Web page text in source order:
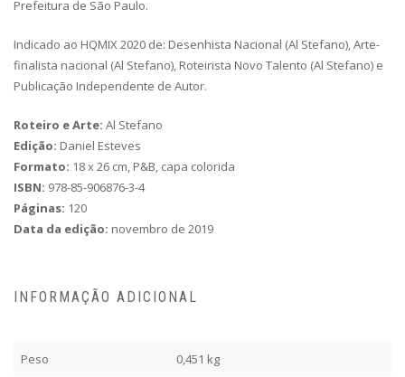
Prefeitura de São Paulo.
Indicado ao HQMIX 2020 de: Desenhista Nacional (Al Stefano), Arte-
finalista nacional (Al Stefano), Roteirista Novo Talento (Al Stefano) e
Publicação Independente de Autor.
Roteiro e Arte: Al Stefano
Edição: Daniel Esteves
Formato: 18 x 26 cm, P&B, capa colorida
ISBN: 978-85-906876-3-4
Páginas: 120
Data da edição: novembro de 2019
INFORMAÇÃO ADICIONAL
Peso 0,451 kg